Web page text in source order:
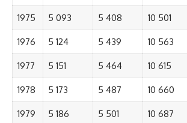
1975 5 093 5 408 10 501
1976 5 124 5 439 10 563
1977 5 151 5 464 10 615
1978 5 173 5 487 10 660
1979 5 186 5 501 10 687